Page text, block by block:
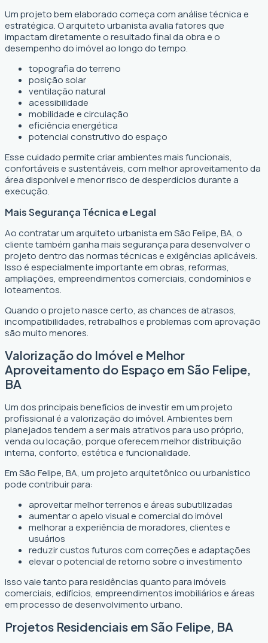
Um projeto bem elaborado começa com análise técnica e
estratégica. O arquiteto urbanista avalia fatores que
impactam diretamente o resultado final da obra e o
desempenho do imóvel ao longo do tempo.
topografia do terreno
posição solar
ventilação natural
acessibilidade
mobilidade e circulação
eficiência energética
potencial construtivo do espaço
Esse cuidado permite criar ambientes mais funcionais,
confortáveis e sustentáveis, com melhor aproveitamento da
área disponível e menor risco de desperdícios durante a
execução.
Mais Segurança Técnica e Legal
Ao contratar um arquiteto urbanista em São Felipe, BA, o
cliente também ganha mais segurança para desenvolver o
projeto dentro das normas técnicas e exigências aplicáveis.
Isso é especialmente importante em obras, reformas,
ampliações, empreendimentos comerciais, condomínios e
loteamentos.
Quando o projeto nasce certo, as chances de atrasos,
incompatibilidades, retrabalhos e problemas com aprovação
são muito menores.
Valorização do Imóvel e Melhor
Aproveitamento do Espaço em São Felipe,
BA
Um dos principais benefícios de investir em um projeto
profissional é a valorização do imóvel. Ambientes bem
planejados tendem a ser mais atrativos para uso próprio,
venda ou locação, porque oferecem melhor distribuição
interna, conforto, estética e funcionalidade.
Em São Felipe, BA, um projeto arquitetônico ou urbanístico
pode contribuir para:
aproveitar melhor terrenos e áreas subutilizadas
aumentar o apelo visual e comercial do imóvel
melhorar a experiência de moradores, clientes e
usuários
reduzir custos futuros com correções e adaptações
elevar o potencial de retorno sobre o investimento
Isso vale tanto para residências quanto para imóveis
comerciais, edifícios, empreendimentos imobiliários e áreas
em processo de desenvolvimento urbano.
Projetos Residenciais em São Felipe, BA